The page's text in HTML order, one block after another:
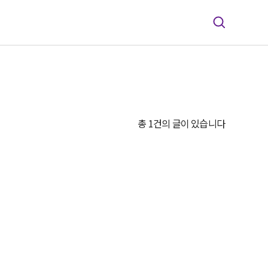
총 1건의 글이 있습니다